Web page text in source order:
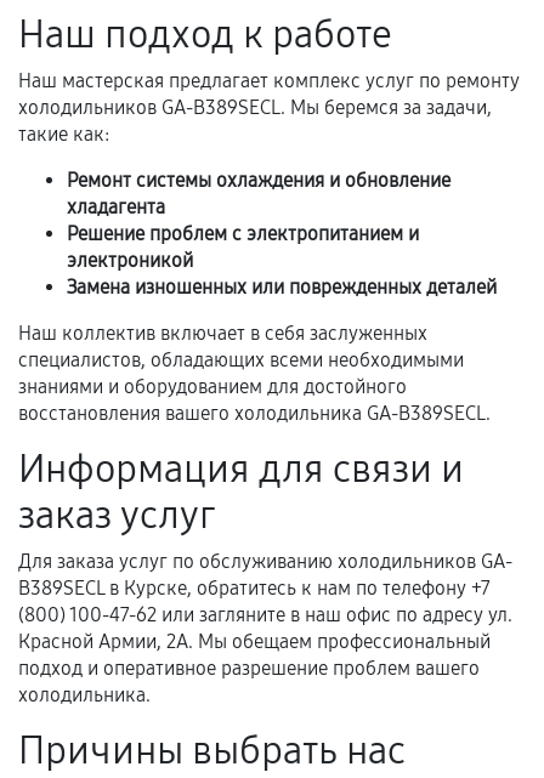
Самостоятельный ремонт или вмешательство
третьих лиц.
Естественный износ деталей, если иное не
Обращение после окончания гарантийного
срока.
Программные сбои, если это не указано в
отдельных условиях.
Если комплектующие куплены
Гарантия на выполненные работы может
сохраняться полностью или частично, если
соблюдены следующие условия:
Предоставленные детали подходят по
техническим параметрам и не имеют внешних
дефектов.
Установка была выполнена нашим сервисным
центром.
При этом гарантия на сами комплектующие
остается на стороне производителя или
Наш подход к работе
Наш мастерская предлагает комплекс услуг по ремонту
холодильников GA-B389SECL. Мы беремся за задачи,
такие как:
Ремонт системы охлаждения и обновление
хладагента
Решение проблем с электропитанием и
электроникой
Замена изношенных или поврежденных деталей
Наш коллектив включает в себя заслуженных
специалистов, обладающих всеми необходимыми
знаниями и оборудованием для достойного
восстановления вашего холодильника GA-B389SECL.
Информация для связи и
заказ услуг
Для заказа услуг по обслуживанию холодильников GA-
B389SECL в Курске, обратитесь к нам по телефону +7
(800) 100-47-62 или загляните в наш офис по адресу ул.
Красной Армии, 2А. Мы обещаем профессиональный
подход и оперативное разрешение проблем вашего
холодильника.
Причины выбрать нас